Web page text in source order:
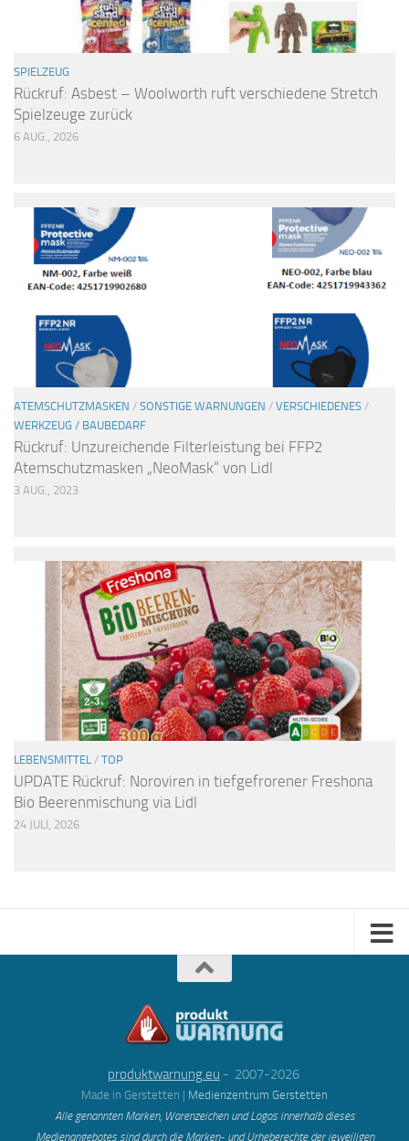
SPIELZEUG
Rückruf: Asbest – Woolworth ruft verschiedene Stretch
Spielzeuge zurück
6 AUG., 2026
ATEMSCHUTZMASKEN / SONSTIGE WARNUNGEN / VERSCHIEDENES /
WERKZEUG / BAUBEDARF
Rückruf: Unzureichende Filterleistung bei FFP2
Atemschutzmasken „NeoMask“ von Lidl
3 AUG., 2023
LEBENSMITTEL / TOP
UPDATE Rückruf: Noroviren in tiefgefrorener Freshona
Bio Beerenmischung via Lidl
24 JULI, 2026
produktwarnung.eu - 2007-2026
Made in Gerstetten | Medienzentrum Gerstetten
Alle genannten Marken, Warenzeichen und Logos innerhalb dieses
Medienangebotes sind durch die Marken- und Urheberechte der jeweiligen